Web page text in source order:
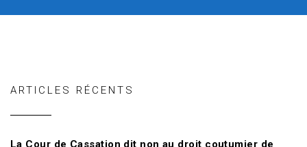
ARTICLES RÉCENTS
La Cour de Cassation dit non au droit coutumier de